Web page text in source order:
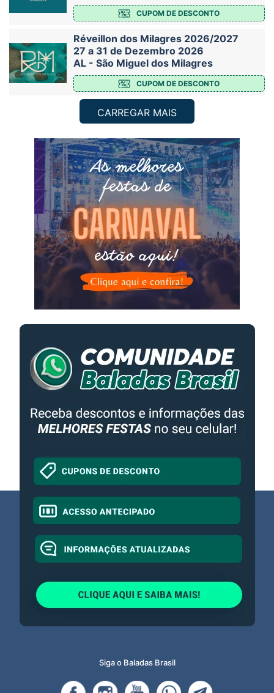
CUPOM DE DESCONTO
Réveillon dos Milagres 2026/2027
27 a 31 de Dezembro 2026
AL - São Miguel dos Milagres
CUPOM DE DESCONTO
CARREGAR MAIS
Siga o Baladas Brasil